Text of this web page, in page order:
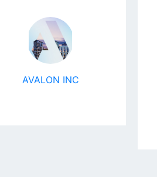
AVALON INC